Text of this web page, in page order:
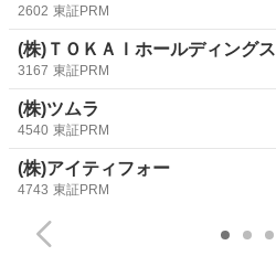
2602 東証PRM
(株)ＴＯＫＡＩホールディングス
3167 東証PRM
(株)ツムラ
4540 東証PRM
(株)アイティフォー
4743 東証PRM